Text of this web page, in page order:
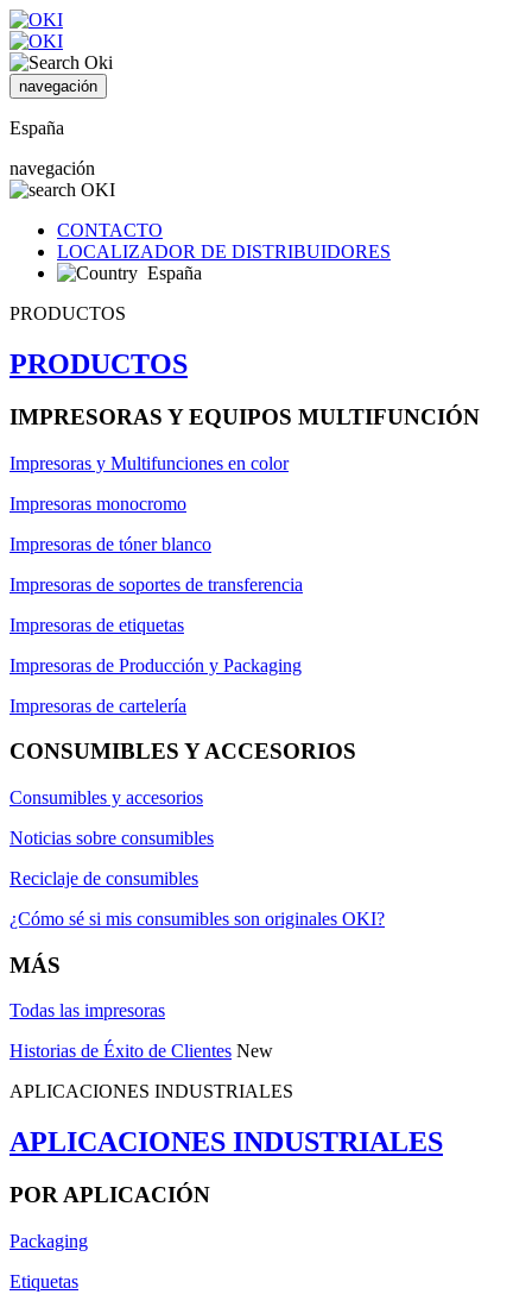
navegación
España
navegación
CONTACTO
LOCALIZADOR DE DISTRIBUIDORES
España
PRODUCTOS
PRODUCTOS
IMPRESORAS Y EQUIPOS MULTIFUNCIÓN
Impresoras y Multifunciones en color
Impresoras monocromo
Impresoras de tóner blanco
Impresoras de soportes de transferencia
Impresoras de etiquetas
Impresoras de Producción y Packaging
Impresoras de cartelería
CONSUMIBLES Y ACCESORIOS
Consumibles y accesorios
Noticias sobre consumibles
Reciclaje de consumibles
¿Cómo sé si mis consumibles son originales OKI?
MÁS
Todas las impresoras
Historias de Éxito de Clientes New
APLICACIONES INDUSTRIALES
APLICACIONES INDUSTRIALES
POR APLICACIÓN
Packaging
Etiquetas